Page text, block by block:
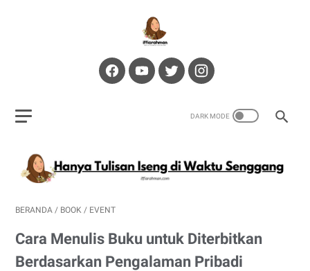
BERANDA / BOOK / EVENT
Cara Menulis Buku untuk Diterbitkan
Berdasarkan Pengalaman Pribadi